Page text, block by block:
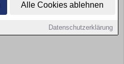
Alle Cookies ablehnen
Datenschutzerklärung